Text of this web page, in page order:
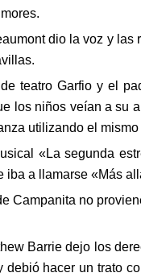
dio la voz y las
teatro Garfio y el
los niños veían a su
utilizando el
«La segunda
iba a llamarse «Más
Campanita no
Barrie dejo los
debió hacer un trato